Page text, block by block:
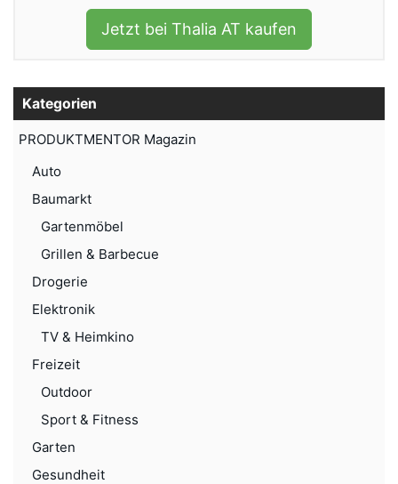
Jetzt bei Thalia AT kaufen
Kategorien
PRODUKTMENTOR Magazin
Auto
Baumarkt
Gartenmöbel
Grillen & Barbecue
Drogerie
Elektronik
TV & Heimkino
Freizeit
Outdoor
Sport & Fitness
Garten
Gesundheit